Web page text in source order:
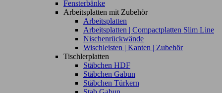
Fensterbänke
Arbeitsplatten mit Zubehör
Arbeitsplatten
Arbeitsplatten | Compactplatten Slim Line
Nischenrückwände
Wischleisten | Kanten | Zubehör
Tischlerplatten
Stäbchen HDF
Stäbchen Gabun
Stäbchen Türkern